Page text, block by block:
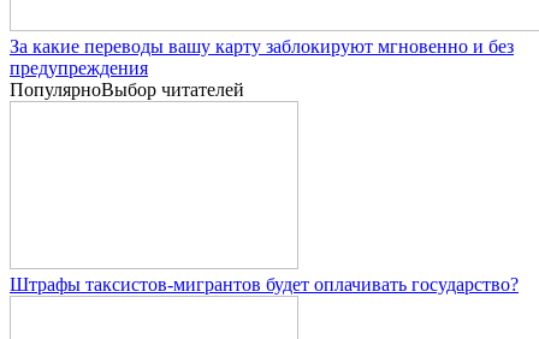
За какие переводы вашу карту заблокируют мгновенно и без
предупреждения
ПопулярноВыбор читателей
Штрафы таксистов-мигрантов будет оплачивать государство?